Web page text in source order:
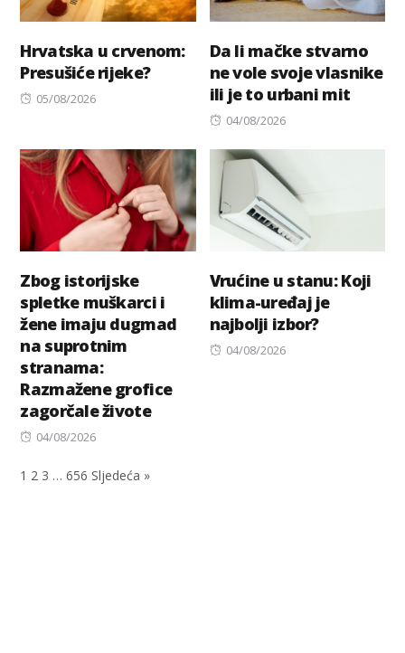
Hrvatska u crvenom:
Presušiće rijeke?
Posted
05/08/2026
Da li mačke stvarno
ne vole svoje vlasnike
ili je to urbani mit
Posted
04/08/2026
Zbog istorijske
spletke muškarci i
žene imaju dugmad
na suprotnim
stranama:
Razmažene grofice
zagorčale živote
Posted
04/08/2026
Vrućine u stanu: Koji
klima-uređaj je
najbolji izbor?
Posted
04/08/2026
1 2 3 … 656 Sljedeća »